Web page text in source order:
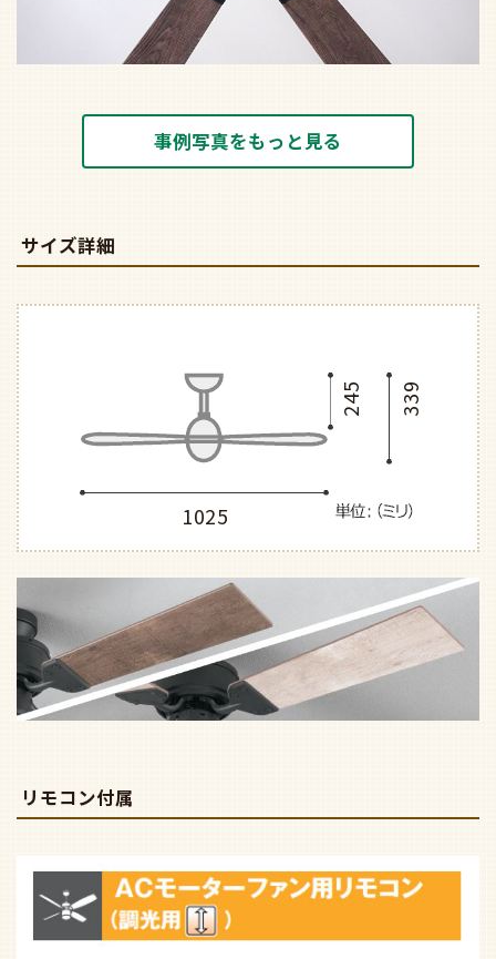
事例写真をもっと見る
サイズ詳細
1025
339
245
リモコン付属